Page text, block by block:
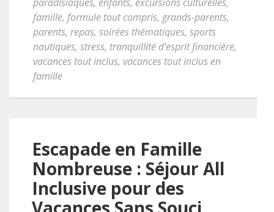
famille, formule tout compris, grands-parents,
parents, repas, soirées thématiques, sports
nautiques, stress, tranquillité d'esprit financière,
vacances tout inclus, vacances tout inclus en
famille
Escapade en Famille
Nombreuse : Séjour All
Inclusive pour des